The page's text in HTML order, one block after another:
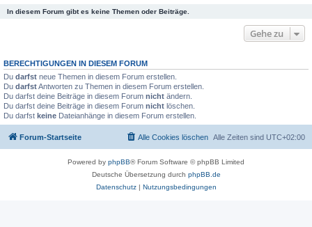
In diesem Forum gibt es keine Themen oder Beiträge.
Gehe zu
BERECHTIGUNGEN IN DIESEM FORUM
Du darfst neue Themen in diesem Forum erstellen.
Du darfstAntworten zu Themen in diesem Forum erstellen.
Du darfst deine Beiträge in diesem Forum nicht ändern.
Du darfst deine Beiträge in diesem Forum nicht löschen.
Du darfst keine Dateianhänge in diesem Forum erstellen.
Forum-Startseite Alle Zeiten sind UTC+02:00
Alle Cookies löschen
Powered by phpBB® Forum Software © phpBB Limited
Deutsche Übersetzung durch phpBB.de
Datenschutz| Nutzungsbedingungen